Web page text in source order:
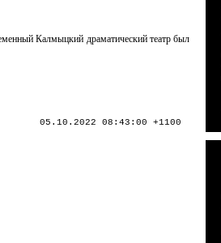
Калмыцкий драматический театр был
05.10.2022 08:43:00 +1100